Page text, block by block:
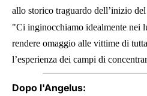
allo storico traguardo dell’inizio
"Ci inginocchiamo idealmente nei
rendere omaggio alle vittime di
l’esperienza dei campi di
Dopo l'Angelus: